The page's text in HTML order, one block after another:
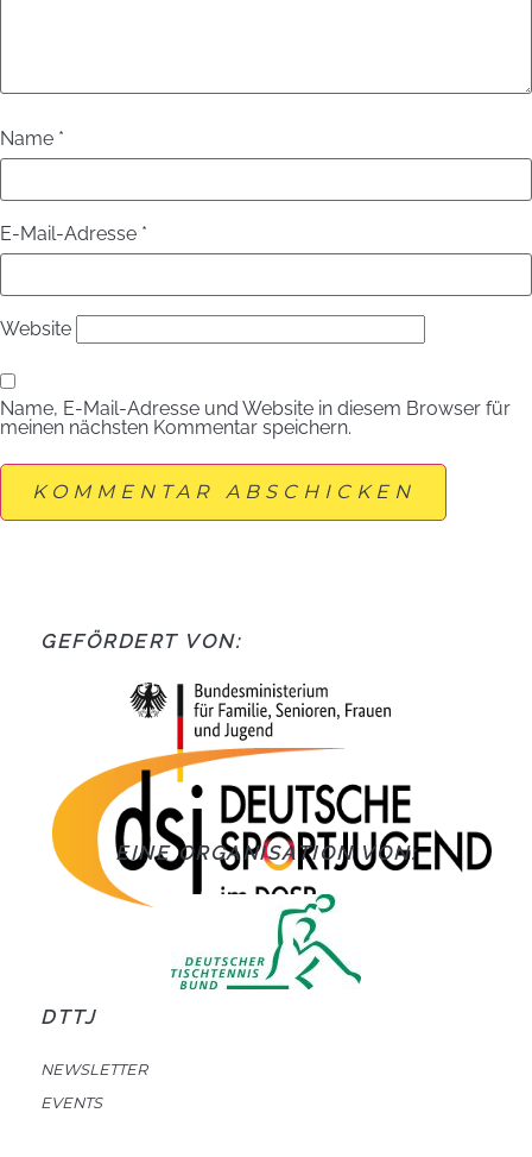
Name *
E-Mail-Adresse *
Website
Name, E-Mail-Adresse und Website in diesem Browser für
meinen nächsten Kommentar speichern.
GEFÖRDERT VON:
EINE ORGANISATION VON:
DTTJ
NEWSLETTER
EVENTS